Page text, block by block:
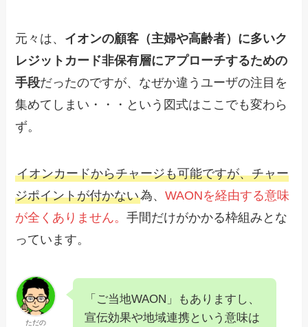
元々は、 イオンの顧客（主婦や高齢者）に多いク
レジットカード非保有層にアプローチするための
手段だったのですが、なぜか違うユーザの注目を
集めてしまい・・・という図式はここでも変わら
ず。
イオンカードからチャージも可能ですが、チャー
ジポイントが付かない為、WAONを経由する意味
が全くありません。手間だけがかかる枠組みとな
っています。
ただの
「ご当地WAON」もありますし、
宣伝効果や地域連携という意味は